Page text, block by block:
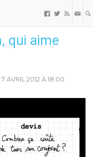
  
qui aime
7 AVRIL 2012 À 18:00